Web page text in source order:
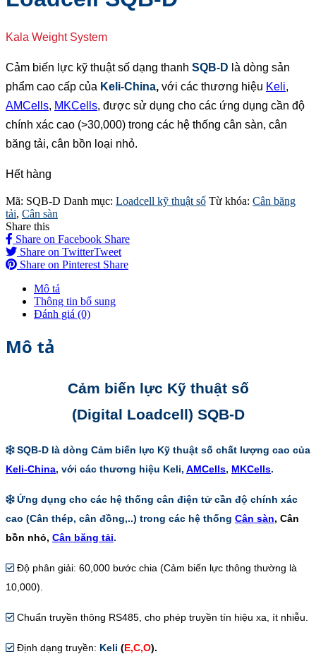
Kala Weight System
Cảm biến lực kỹ thuật số dạng thanh SQB-D là dòng sản
phẩm cao cấp của Keli-China, với các thương hiệu Keli,
AMCells, MKCells, được sử dụng cho các ứng dụng cần độ
chính xác cao (>30,000) trong các hệ thống cân sàn, cân
băng tải, cân bồn loại nhỏ.
Hết hàng
Mã: SQB-D Danh mục: Loadcell kỹ thuật số Từ khóa: Cân băng
tải, Cân sàn
Share this
Share on Facebook Share
Share on TwitterTweet
Share on Pinterest Share
Mô tả
Thông tin bổ sung
Đánh giá (0)
Mô tả
Cảm biến lực Kỹ thuật số
(Digital Loadcell) SQB-D
SQB-D là dòng Cảm biến lực Kỹ thuật số chất lượng cao của
Keli-China, với các thương hiệu Keli, AMCells, MKCells.
Ứng dụng cho các hệ thống cân điện tử cần độ chính xác
cao (Cân thép, cân đồng,..) trong các hệ thống Cân sàn, Cân
bồn nhỏ, Cân băng tải.
Độ phân giải: 60,000 bước chia (Cảm biến lực thông thường là
10,000).
Chuẩn truyền thông RS485, cho phép truyền tín hiệu xa, ít nhiễu.
Định dạng truyền: Keli (E,C,O).